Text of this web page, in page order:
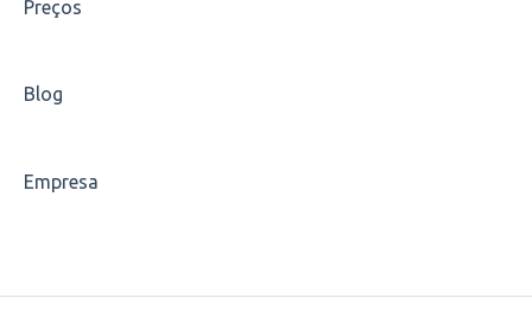
Preços
Blog
Empresa